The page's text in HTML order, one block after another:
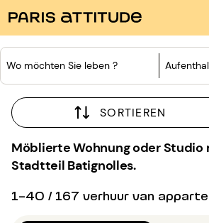
Wo möchten Sie leben ?
SORTIEREN
Möblierte Wohnung oder Studio
Stadtteil Batignolles.
1-40 / 167 verhuur van